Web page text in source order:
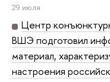
29 июля
Центр
ВШЭ подготовил
материал,
настроения